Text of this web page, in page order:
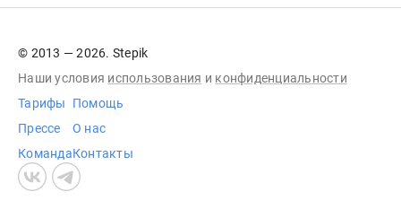
© 2013 — 2026. Stepik
Наши условия использования и конфиденциальности
Тарифы
Прессе
Команда
Помощь
О нас
Контакты